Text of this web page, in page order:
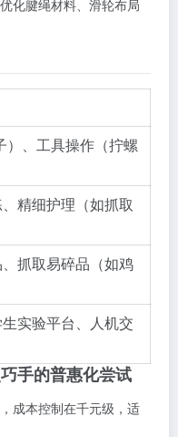
化腱绳材料、滑轮布局
）、工具操作（拧螺
精细护理（如抓取
抓取易碎品（如鸡
实验平台、人机交
手的普惠化尝试
成本控制在千元级，适